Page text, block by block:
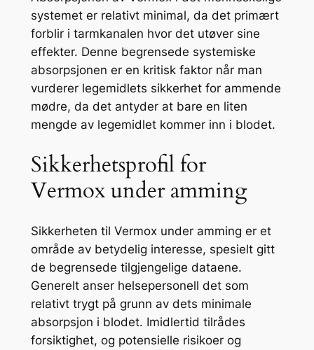
systemet er relativt minimal, da det primært
forblir i tarmkanalen hvor det utøver sine
effekter. Denne begrensede systemiske
absorpsjonen er en kritisk faktor når man
vurderer legemidlets sikkerhet for ammende
mødre, da det antyder at bare en liten
mengde av legemidlet kommer inn i blodet.
Sikkerhetsprofil for
Vermox under amming
Sikkerheten til Vermox under amming er et
område av betydelig interesse, spesielt gitt
de begrensede tilgjengelige dataene.
Generelt anser helsepersonell det som
relativt trygt på grunn av dets minimale
absorpsjon i blodet. Imidlertid tilrådes
forsiktighet, og potensielle risikoer og